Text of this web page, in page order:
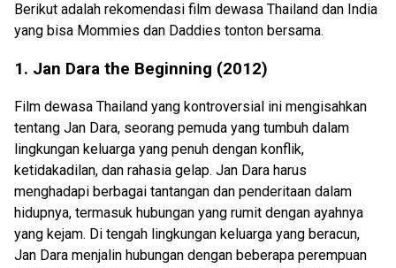
Berikut adalah rekomendasi film dewasa Thailand dan India
yang bisa Mommies dan Daddies tonton bersama.
1. Jan Dara the Beginning (2012)
Film dewasa Thailand yang kontroversial ini mengisahkan
tentang Jan Dara, seorang pemuda yang tumbuh dalam
lingkungan keluarga yang penuh dengan konflik,
ketidakadilan, dan rahasia gelap. Jan Dara harus
menghadapi berbagai tantangan dan penderitaan dalam
hidupnya, termasuk hubungan yang rumit dengan ayahnya
yang kejam. Di tengah lingkungan keluarga yang beracun,
Jan Dara menjalin hubungan dengan beberapa perempuan